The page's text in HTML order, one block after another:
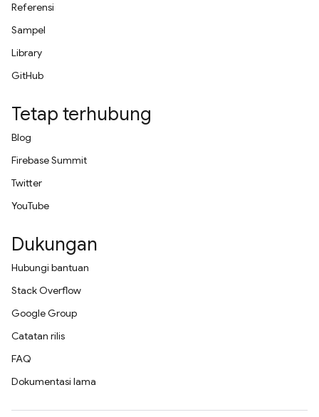
Referensi
Sampel
Library
GitHub
Tetap terhubung
Blog
Firebase Summit
Twitter
YouTube
Dukungan
Hubungi bantuan
Stack Overflow
Google Group
Catatan rilis
FAQ
Dokumentasi lama